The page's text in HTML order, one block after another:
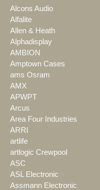
Alcons Audio
Alfalite
Allen & Heath
Alphadisplay
AMBION
Amptown Cases
ams Osram
AMX
APWPT
Arcus
Area Four Industries
ARRI
artlife
artlogic Crewpool
ASC
ASL Electronic
Assmann Electronic